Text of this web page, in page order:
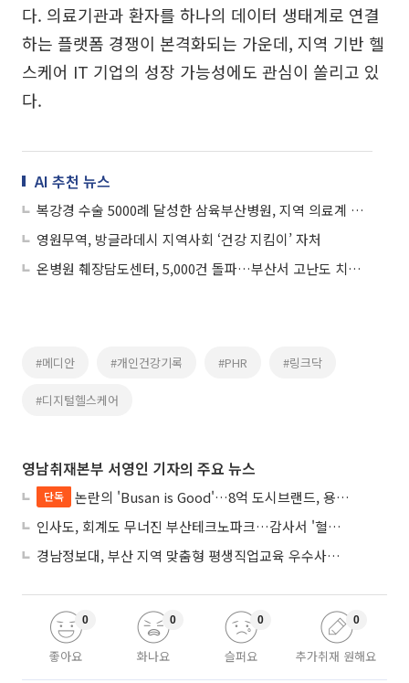
다. 의료기관과 환자를 하나의 데이터 생태계로 연결
하는 플랫폼 경쟁이 본격화되는 가운데, 지역 기반 헬
스케어 IT 기업의 성장 가능성에도 관심이 쏠리고 있
다.
AI 추천 뉴스
복강경 수술 5000례 달성한 삼육부산병원, 지역 의료계 리더로 우뚝
영원무역, 방글라데시 지역사회 ‘건강 지킴이’ 자처
온병원 췌장담도센터, 5,000건 돌파…부산서 고난도 치료 가능 입증
#메디안 #개인건강기록 #PHR #링크닥
#디지털헬스케어
영남취재본부 서영인 기자의 주요 뉴스
단독
논란의 'Busan is Good'…8억 도시브랜드, 용산 대통령실 CI 업체가 수행
인사도, 회계도 무너진 부산테크노파크…감사서 '혈세 유용·인사 뒤집기' 적발
경남정보대, 부산 지역 맞춤형 평생직업교육 우수사례로 혁신 주도
좋아요
0
화나요
0
슬퍼요
0
추가취재 원해요
0